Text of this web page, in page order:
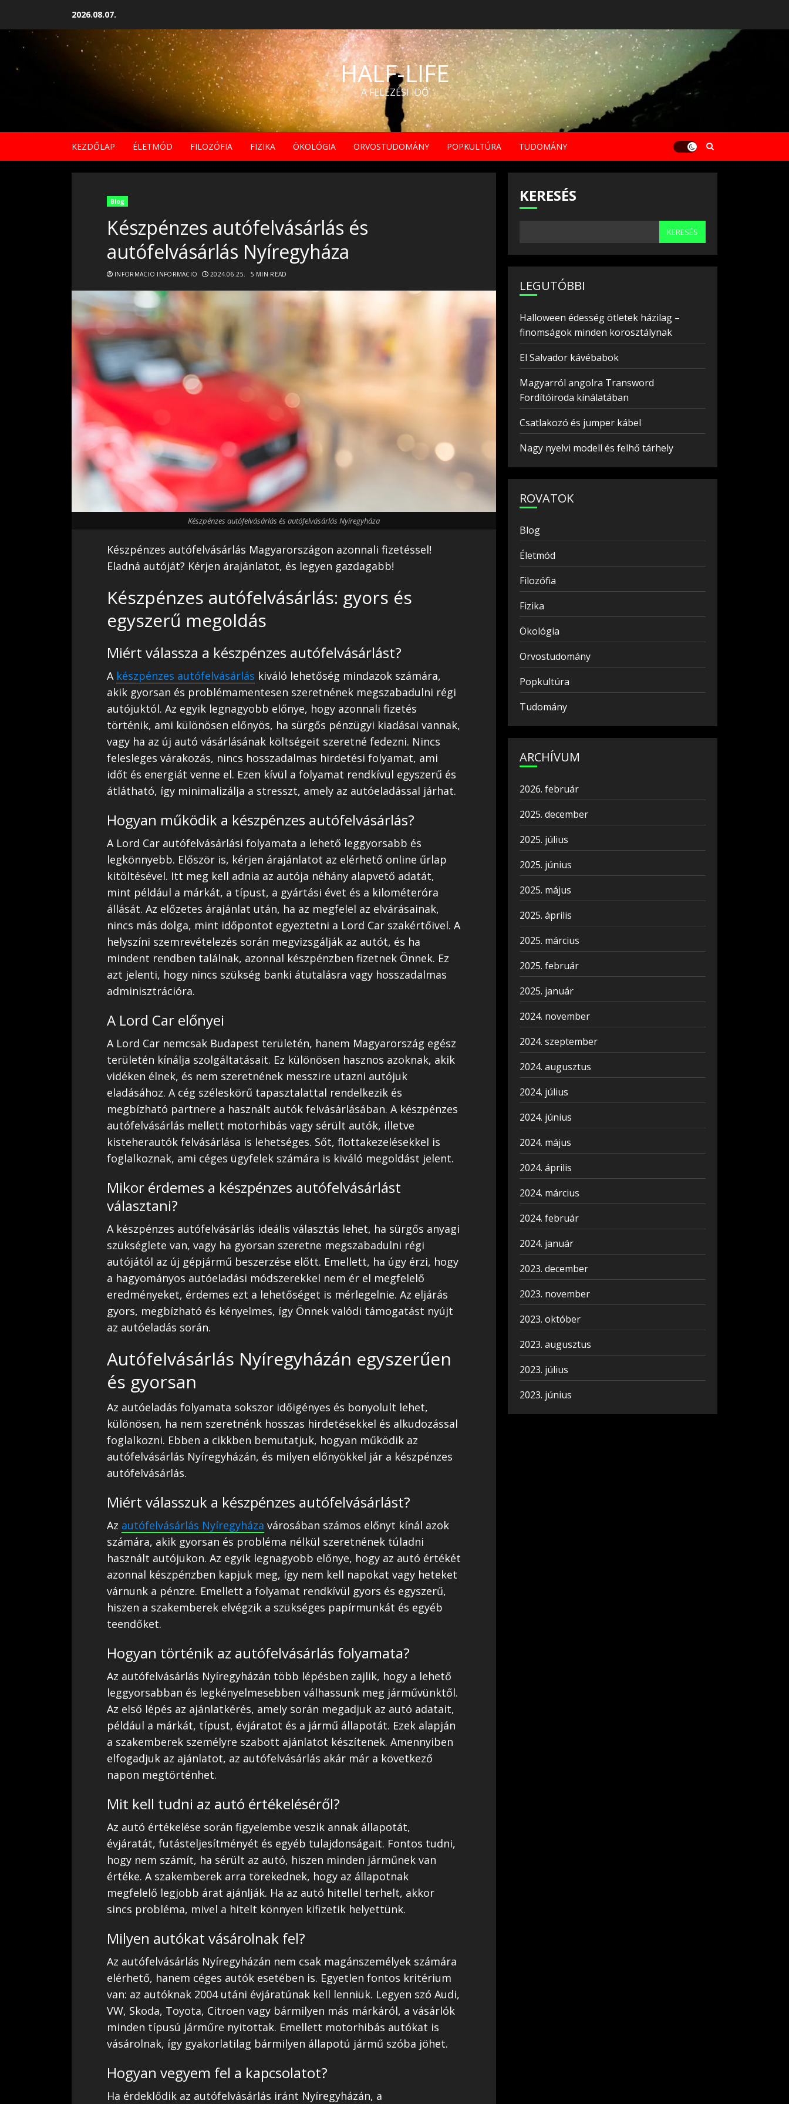
content
2026.08.07.
HALF-LIFE
A FELEZÉSI IDŐ
KEZDŐLAP ÉLETMÓD FILOZÓFIA FIZIKA ÖKOLÓGIA ORVOSTUDOMÁNY POPKULTÚRA TUDOMÁNY
Blog
Készpénzes autófelvásárlás és
autófelvásárlás Nyíregyháza
INFORMACIO INFORMACIO 2024.06.25. 5 MIN READ
Készpénzes autófelvásárlás és autófelvásárlás Nyíregyháza
Készpénzes autófelvásárlás Magyarországon azonnali fizetéssel!
Eladná autóját? Kérjen árajánlatot, és legyen gazdagabb!
Készpénzes autófelvásárlás: gyors és
egyszerű megoldás
Miért válassza a készpénzes autófelvásárlást?
A készpénzes autófelvásárlás kiváló lehetőség mindazok számára,
akik gyorsan és problémamentesen szeretnének megszabadulni régi
autójuktól. Az egyik legnagyobb előnye, hogy azonnali fizetés
történik, ami különösen előnyös, ha sürgős pénzügyi kiadásai vannak,
vagy ha az új autó vásárlásának költségeit szeretné fedezni. Nincs
felesleges várakozás, nincs hosszadalmas hirdetési folyamat, ami
időt és energiát venne el. Ezen kívül a folyamat rendkívül egyszerű és
átlátható, így minimalizálja a stresszt, amely az autóeladással járhat.
Hogyan működik a készpénzes autófelvásárlás?
A Lord Car autófelvásárlási folyamata a lehető leggyorsabb és
legkönnyebb. Először is, kérjen árajánlatot az elérhető online űrlap
kitöltésével. Itt meg kell adnia az autója néhány alapvető adatát,
mint például a márkát, a típust, a gyártási évet és a kilométeróra
állását. Az előzetes árajánlat után, ha az megfelel az elvárásainak,
nincs más dolga, mint időpontot egyeztetni a Lord Car szakértőivel. A
helyszíni szemrevételezés során megvizsgálják az autót, és ha
mindent rendben találnak, azonnal készpénzben fizetnek Önnek. Ez
azt jelenti, hogy nincs szükség banki átutalásra vagy hosszadalmas
adminisztrációra.
A Lord Car előnyei
A Lord Car nemcsak Budapest területén, hanem Magyarország egész
területén kínálja szolgáltatásait. Ez különösen hasznos azoknak, akik
vidéken élnek, és nem szeretnének messzire utazni autójuk
eladásához. A cég széleskörű tapasztalattal rendelkezik és
megbízható partnere a használt autók felvásárlásában. A készpénzes
autófelvásárlás mellett motorhibás vagy sérült autók, illetve
kisteherautók felvásárlása is lehetséges. Sőt, flottakezelésekkel is
foglalkoznak, ami céges ügyfelek számára is kiváló megoldást jelent.
Mikor érdemes a készpénzes autófelvásárlást
választani?
A készpénzes autófelvásárlás ideális választás lehet, ha sürgős anyagi
szükséglete van, vagy ha gyorsan szeretne megszabadulni régi
autójától az új gépjármű beszerzése előtt. Emellett, ha úgy érzi, hogy
a hagyományos autóeladási módszerekkel nem ér el megfelelő
eredményeket, érdemes ezt a lehetőséget is mérlegelnie. Az eljárás
gyors, megbízható és kényelmes, így Önnek valódi támogatást nyújt
az autóeladás során.
Autófelvásárlás Nyíregyházán egyszerűen
és gyorsan
Az autóeladás folyamata sokszor időigényes és bonyolult lehet,
különösen, ha nem szeretnénk hosszas hirdetésekkel és alkudozással
foglalkozni. Ebben a cikkben bemutatjuk, hogyan működik az
autófelvásárlás Nyíregyházán, és milyen előnyökkel jár a készpénzes
autófelvásárlás.
Miért válasszuk a készpénzes autófelvásárlást?
Az autófelvásárlás Nyíregyháza városában számos előnyt kínál azok
számára, akik gyorsan és probléma nélkül szeretnének túladni
használt autójukon. Az egyik legnagyobb előnye, hogy az autó értékét
azonnal készpénzben kapjuk meg, így nem kell napokat vagy heteket
várnunk a pénzre. Emellett a folyamat rendkívül gyors és egyszerű,
hiszen a szakemberek elvégzik a szükséges papírmunkát és egyéb
teendőket.
Hogyan történik az autófelvásárlás folyamata?
Az autófelvásárlás Nyíregyházán több lépésben zajlik, hogy a lehető
leggyorsabban és legkényelmesebben válhassunk meg járművünktől.
Az első lépés az ajánlatkérés, amely során megadjuk az autó adatait,
például a márkát, típust, évjáratot és a jármű állapotát. Ezek alapján
a szakemberek személyre szabott ajánlatot készítenek. Amennyiben
elfogadjuk az ajánlatot, az autófelvásárlás akár már a következő
napon megtörténhet.
Mit kell tudni az autó értékeléséről?
Az autó értékelése során figyelembe veszik annak állapotát,
évjáratát, futásteljesítményét és egyéb tulajdonságait. Fontos tudni,
hogy nem számít, ha sérült az autó, hiszen minden járműnek van
értéke. A szakemberek arra törekednek, hogy az állapotnak
megfelelő legjobb árat ajánlják. Ha az autó hitellel terhelt, akkor
sincs probléma, mivel a hitelt könnyen kifizetik helyettünk.
Milyen autókat vásárolnak fel?
Az autófelvásárlás Nyíregyházán nem csak magánszemélyek számára
elérhető, hanem céges autók esetében is. Egyetlen fontos kritérium
van: az autóknak 2004 utáni évjáratúnak kell lenniük. Legyen szó Audi,
VW, Skoda, Toyota, Citroen vagy bármilyen más márkáról, a vásárlók
minden típusú járműre nyitottak. Emellett motorhibás autókat is
vásárolnak, így gyakorlatilag bármilyen állapotú jármű szóba jöhet.
Hogyan vegyem fel a kapcsolatot?
Ha érdeklődik az autófelvásárlás iránt Nyíregyházán, a
KERESÉS
KERESÉS
LEGUTÓBBI
Halloween édesség ötletek házilag –
finomságok minden korosztálynak
El Salvador kávébabok
Magyarról angolra Transword
Fordítóiroda kínálatában
Csatlakozó és jumper kábel
Nagy nyelvi modell és felhő tárhely
ROVATOK
Blog
Életmód
Filozófia
Fizika
Ökológia
Orvostudomány
Popkultúra
Tudomány
ARCHÍVUM
2026. február
2025. december
2025. július
2025. június
2025. május
2025. április
2025. március
2025. február
2025. január
2024. november
2024. szeptember
2024. augusztus
2024. július
2024. június
2024. május
2024. április
2024. március
2024. február
2024. január
2023. december
2023. november
2023. október
2023. augusztus
2023. július
2023. június